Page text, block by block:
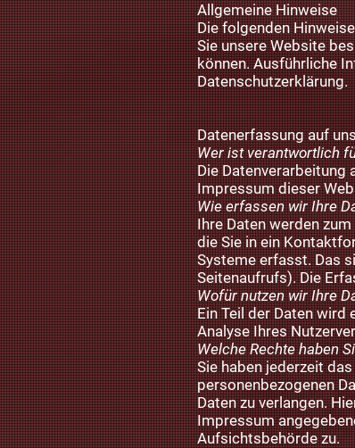
Allgemeine Hinweise
Die folgenden
Sie unsere Website
können. Ausführliche
Datenschutzerklärung.
Datenerfassung auf
Wer ist verantwortlich
Die Datenverarbeitung
Impressum dieser
Wie erfassen wir Ihre
Ihre Daten werden
die Sie in ein
Systeme erfasst. Das
Seitenaufrufs). Die
Wofür nutzen wir Ihre
Ein Teil der Daten wird
Analyse Ihres
Welche Rechte haben
Sie haben jederzeit
personenbezogenen
Daten zu verlangen.
Impressum
Aufsichtsbehörde zu.